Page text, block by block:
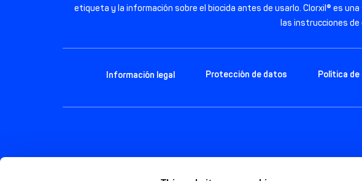
etiqueta y la información sobre el biocida antes de usarlo. Clorxil® es
las instrucciones
Información legal Protección de datos Política de